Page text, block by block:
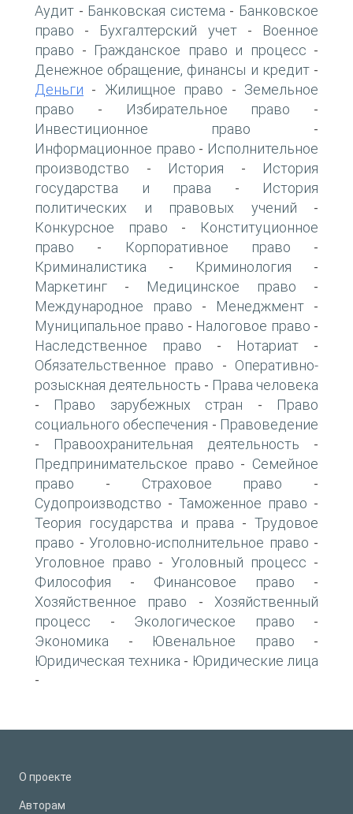
Аудит - Банковская система - Банковское
право - Бухгалтерский учет-
Военное
право - Гражданское право и процесс -
Денежное обращение, финансы и кредит-
Деньги - Жилищное право - Земельное
право - Избирательное право -
Инвестиционное право -
Информационное право - Исполнительное
производство - История -
История
государства и права -
История
политических и правовых учений -
Конкурсное право -
Конституционное
право - Корпоративное право -
Криминалистика - Криминология -
Маркетинг - Медицинское право -
Международное право - Менеджмент -
Муниципальное право - Налоговое право -
Наследственное право - Нотариат -
Обязательственное право - Оперативно-
розыскная деятельность - Права человека
- Право зарубежных стран -
Право
социального обеспечения - Правоведение
- Правоохранительная деятельность -
Предпринимательское право - Семейное
право - Страховое право -
Судопроизводство - Таможенное право -
Теория государства и права -Трудовое
право - Уголовно-исполнительное право -
Уголовное право - Уголовный процесс -
Философия - Финансовое право -
Хозяйственное право - Хозяйственный
процесс - Экологическое право -
Экономика - Ювенальное право -
Юридическая техника - Юридические лица
-
О проекте
Авторам